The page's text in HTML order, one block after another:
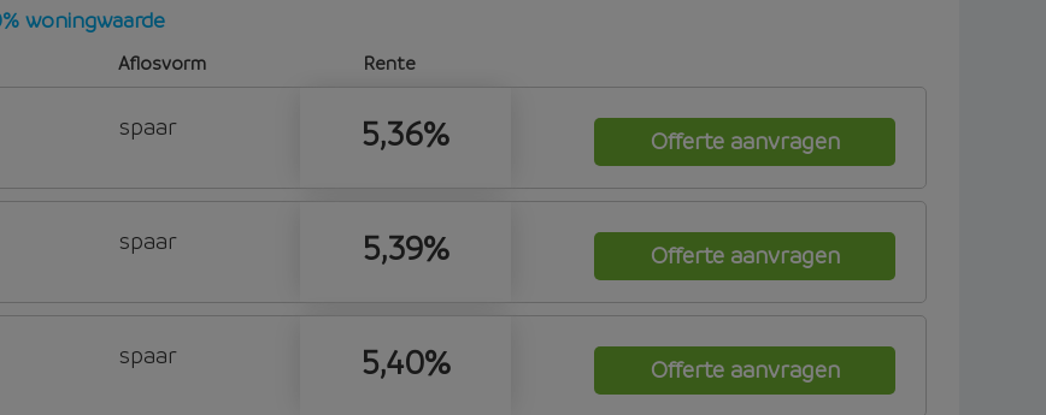
woningwaarde
Aflosvorm Rente
spaar 5,36% Offerte aanvragen
spaar 5,39% Offerte aanvragen
spaar 5,40% Offerte aanvragen